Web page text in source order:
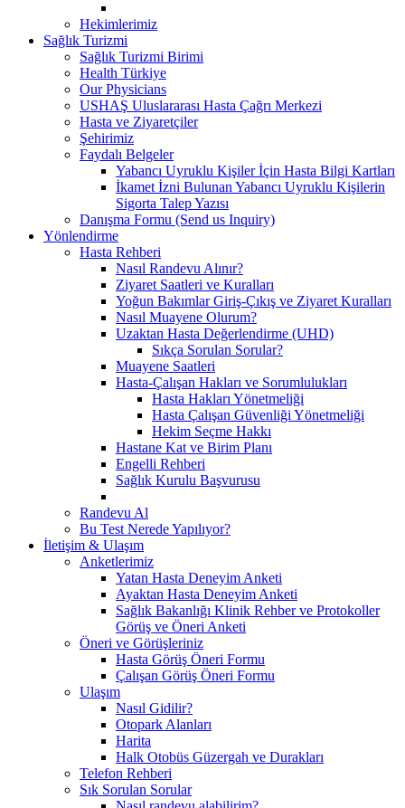
Hekimlerimiz
Sağlık Turizmi
Sağlık Turizmi Birimi
Health Türkiye
Our Physicians
USHAŞ Uluslararası Hasta Çağrı Merkezi
Hasta ve Ziyaretçiler
Şehirimiz
Faydalı Belgeler
Yabancı Uyruklu Kişiler İçin Hasta Bilgi Kartları
İkamet İzni Bulunan Yabancı Uyruklu Kişilerin
Sigorta Talep Yazısı
Danışma Formu (Send us Inquiry)
Yönlendirme
Hasta Rehberi
Nasıl Randevu Alınır?
Ziyaret Saatleri ve Kuralları
Yoğun Bakımlar Giriş-Çıkış ve Ziyaret Kuralları
Nasıl Muayene Olurum?
Uzaktan Hasta Değerlendirme (UHD)
Sıkça Sorulan Sorular?
Muayene Saatleri
Hasta-Çalışan Hakları ve Sorumlulukları
Hasta Hakları Yönetmeliği
Hasta Çalışan Güvenliği Yönetmeliği
Hekim Seçme Hakkı
Hastane Kat ve Birim Planı
Engelli Rehberi
Sağlık Kurulu Başvurusu
Randevu Al
Bu Test Nerede Yapılıyor?
İletişim & Ulaşım
Anketlerimiz
Yatan Hasta Deneyim Anketi
Ayaktan Hasta Deneyim Anketi
Sağlık Bakanlığı Klinik Rehber ve Protokoller
Görüş ve Öneri Anketi
Öneri ve Görüşleriniz
Hasta Görüş Öneri Formu
Çalışan Görüş Öneri Formu
Ulaşım
Nasıl Gidilir?
Otopark Alanları
Harita
Halk Otobüs Güzergah ve Durakları
Telefon Rehberi
Sık Sorulan Sorular